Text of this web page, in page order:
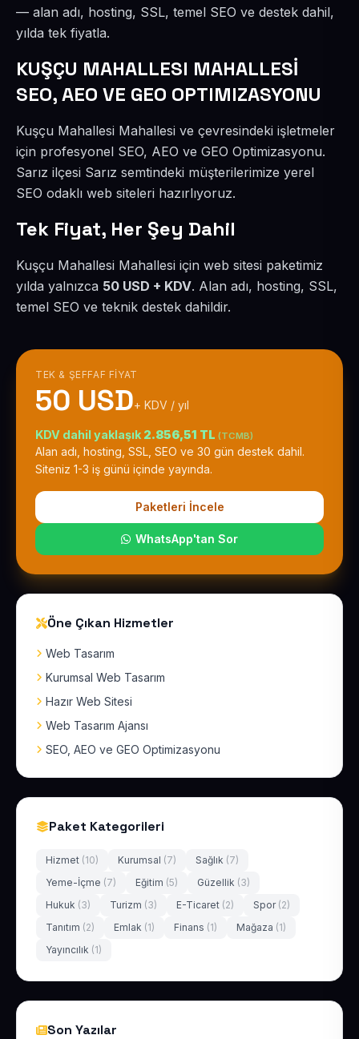
— alan adı, hosting, SSL, temel SEO ve destek dahil,
yılda tek fiyatla.
KUŞÇU MAHALLESI MAHALLESİ
SEO, AEO VE GEO OPTIMIZASYONU
Kuşçu Mahallesi Mahallesi ve çevresindeki işletmeler
için profesyonel SEO, AEO ve GEO Optimizasyonu.
Sarız ilçesi Sarız semtindeki müşterilerimize yerel
SEO odaklı web siteleri hazırlıyoruz.
Tek Fiyat, Her Şey Dahil
Kuşçu Mahallesi Mahallesi için web sitesi paketimiz
yılda yalnızca 50 USD + KDV. Alan adı, hosting, SSL,
temel SEO ve teknik destek dahildir.
TEK & ŞEFFAF FIYAT
50 USD+ KDV / yıl
KDV dahil yaklaşık 2.856,51 TL (TCMB)
Alan adı, hosting, SSL, SEO ve 30 gün destek dahil.
Siteniz 1-3 iş günü içinde yayında.
Paketleri İncele
WhatsApp'tan Sor
Öne Çıkan Hizmetler
Web Tasarım
Kurumsal Web Tasarım
Hazır Web Sitesi
Web Tasarım Ajansı
SEO, AEO ve GEO Optimizasyonu
Paket Kategorileri
Hizmet (10) Kurumsal (7) Sağlık (7)
Yeme-İçme (7) Eğitim (5) Güzellik (3)
Hukuk (3) Turizm (3) E-Ticaret (2) Spor (2)
Tanıtım (2) Emlak (1) Finans (1) Mağaza (1)
Yayıncılık (1)
Son Yazılar